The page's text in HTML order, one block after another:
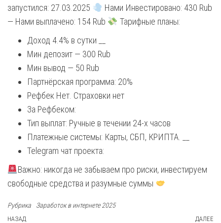
запустился: 27.03.2025
Нами Инвестировано: 430 Rub
— Нами выплачено: 154 Rub
Тарифные планы:
Доход 4.4% в сутки __
Мин депозит — 300 Rub
Мин вывод — 50 Rub
Партнёрская программа: 20%
Рефбек Нет. Страховки нет
За Рефбеком:
Тип выплат: Ручные в течении 24-х часов
Платежные системы: Карты, СБП, КРИПТА. __
Telegram чат проекта:
Важно: никогда не забываем про риски, инвестируем
свободные средства и разумные суммы
Рубрика Заработок в интернете 2025
Предыдущая
НАЗАД ДАЛЕЕ